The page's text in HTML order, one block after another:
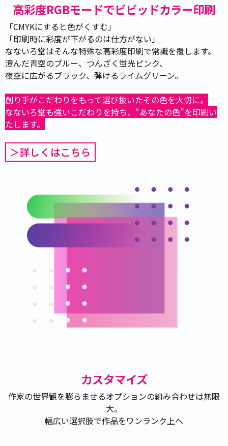
高彩度RGBモードでビビッドカラー印刷
「CMYKにすると色がくすむ」
「印刷時に彩度が下がるのは仕方がない」
なないろ堂はそんな特殊な高彩度印刷で常識を覆します。
澄んだ青空のブルー、つんざく蛍光ピンク、
夜空に広がるブラック、弾けるライムグリーン。
創り手がこだわりをもって選び抜いたその色を大切に。
なないろ堂も強いこだわりを持ち、“あなたの色”を印刷い
たします。
＞詳しくはこちら
カスタマイズ
作家の世界観を膨らませるオプションの組み合わせは無限
大。
幅広い選択肢で作品をワンランク上へ